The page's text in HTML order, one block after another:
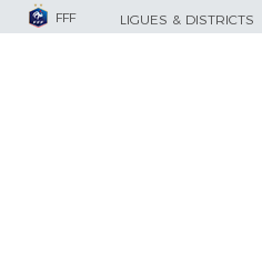
FFF LIGUES & DISTRICTS